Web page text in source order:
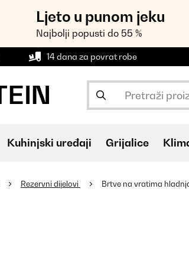
Ljeto u punom jeku
Najbolji popusti do 55 %
14 dana za povrat robe
Kuhinjski uređaji Grijalice
Rezervni dijelovi Brtve na vratima